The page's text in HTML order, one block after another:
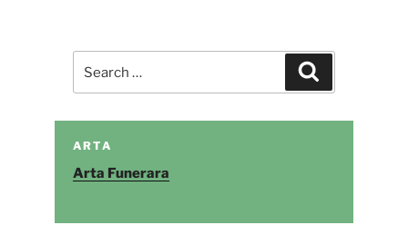
for:
ARTA
Arta Funerara